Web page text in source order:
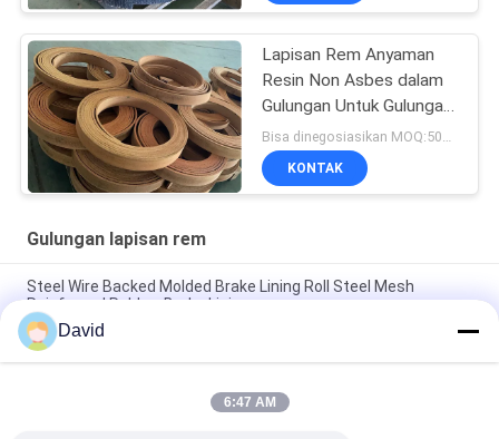
Lapisan Rem Anyaman
Resin Non Asbes dalam
Gulungan Untuk Gulungan
Lapisan Rem Winch LautBisa dinegosiasikan MOQ:500 kg
KONTAK
Gulungan lapisan rem
Steel Wire Backed Molded Brake Lining Roll Steel Mesh
Reinforced Rubber Brake Lining
High Temperature Range -40C To 300C Brake Lining Roll with
ISO9001 Certification and 2mm Thickness
Automotive Brake System Friction Roll 100mm Width for
David
6:47 AM